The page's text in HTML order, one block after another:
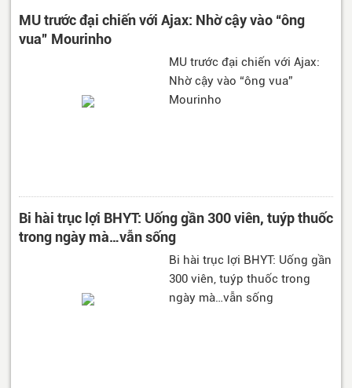
MU trước đại chiến với Ajax: Nhờ cậy vào “ông
vua” Mourinho
MU trước đại chiến với Ajax:
Nhờ cậy vào “ông vua”
Mourinho
Bi hài trục lợi BHYT: Uống gần 300 viên, tuýp thuốc
trong ngày mà…vẫn sống
Bi hài trục lợi BHYT: Uống gần
300 viên, tuýp thuốc trong
ngày mà…vẫn sống